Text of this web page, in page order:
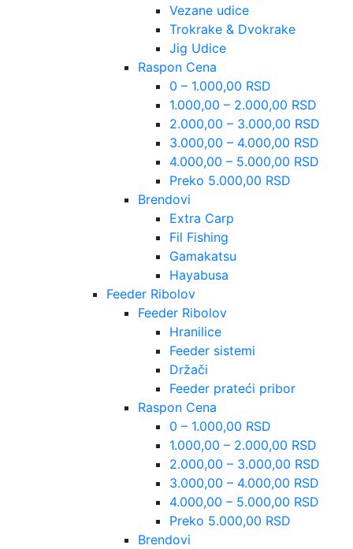
Vezane udice
Trokrake & Dvokrake
Jig Udice
Raspon Cena
0 – 1.000,00 RSD
1.000,00 – 2.000,00 RSD
2.000,00 – 3.000,00 RSD
3.000,00 – 4.000,00 RSD
4.000,00 – 5.000,00 RSD
Preko 5.000,00 RSD
Brendovi
Extra Carp
Fil Fishing
Gamakatsu
Hayabusa
Feeder Ribolov
Feeder Ribolov
Hranilice
Feeder sistemi
Držači
Feeder prateći pribor
Raspon Cena
0 – 1.000,00 RSD
1.000,00 – 2.000,00 RSD
2.000,00 – 3.000,00 RSD
3.000,00 – 4.000,00 RSD
4.000,00 – 5.000,00 RSD
Preko 5.000,00 RSD
Brendovi